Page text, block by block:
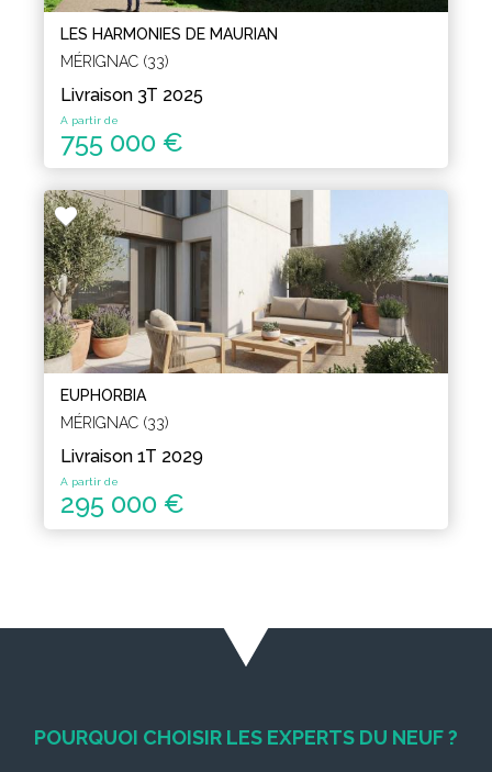
LES HARMONIES DE MAURIAN
MÉRIGNAC (33)
Livraison 3T 2025
A partir de
755 000 €
EUPHORBIA
MÉRIGNAC (33)
Livraison 1T 2029
A partir de
295 000 €
POURQUOI CHOISIR LES EXPERTS DU NEUF ?